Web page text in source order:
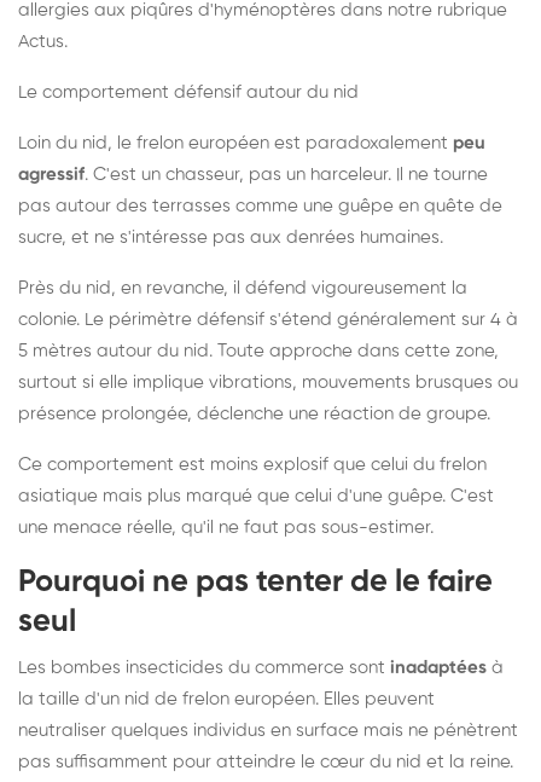
allergies aux piqûres d'hyménoptères dans notre rubrique
Actus.
Le comportement défensif autour du nid
Loin du nid, le frelon européen est paradoxalement peu
agressif. C'est un chasseur, pas un harceleur. Il ne tourne
pas autour des terrasses comme une guêpe en quête de
sucre, et ne s'intéresse pas aux denrées humaines.
Près du nid, en revanche, il défend vigoureusement la
colonie. Le périmètre défensif s'étend généralement sur 4 à
5 mètres autour du nid. Toute approche dans cette zone,
surtout si elle implique vibrations, mouvements brusques ou
présence prolongée, déclenche une réaction de groupe.
Ce comportement est moins explosif que celui du frelon
asiatique mais plus marqué que celui d'une guêpe. C'est
une menace réelle, qu'il ne faut pas sous-estimer.
Pourquoi ne pas tenter de le faire
seul
Les bombes insecticides du commerce sont inadaptées à
la taille d'un nid de frelon européen. Elles peuvent
neutraliser quelques individus en surface mais ne pénètrent
pas suffisamment pour atteindre le cœur du nid et la reine.